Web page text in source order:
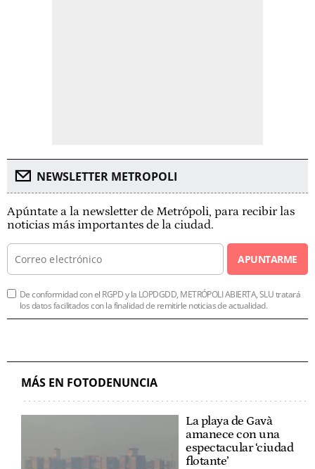
NEWSLETTER METROPOLI
Apúntate a la newsletter de Metrópoli, para recibir las
noticias más importantes de la ciudad.
APUNTARME
De conformidad con el RGPD y la LOPDGDD, METRÓPOLI ABIERTA, SLU tratará
los datos facilitados con la finalidad de remitirle noticias de actualidad.
MÁS EN FOTODENUNCIA
La playa de Gavà
amanece con una
espectacular ‘ciudad
flotante’